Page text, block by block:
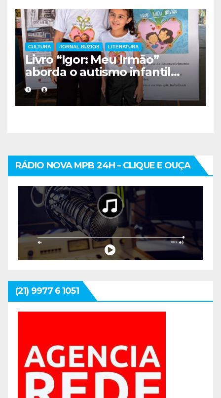
CULTURA JORNAL BÚZIOS LITERATURA
Livro “Igor: Meu Irmão”
aborda o autismo infantil
com sensibilidade e olhar
familiar
RÁDIO NOVA MPB 24H – CLIQUE E OUÇA
(21) 9977 6 1051